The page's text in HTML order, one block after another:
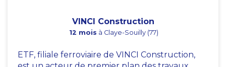
VINCI Construction
12 mois à Claye-Souilly (77)
ETF, filiale ferroviaire de VINCI Construction,